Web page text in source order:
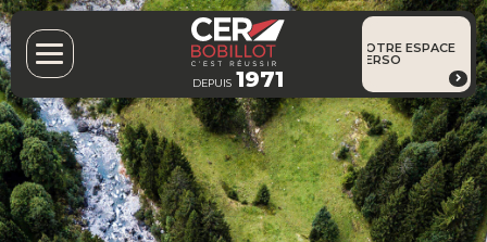
DEPUIS 1971
VOTRE ESPACE
PERSO